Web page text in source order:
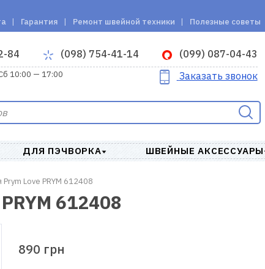
Гарантия Ремонт швейной техники Полезные советы
84 (098) 754-41-14 (099) 087-04-43
10:00 — 17:00 Заказать звонок
ДЛЯ ПЭЧВОРКА ШВЕЙНЫЕ АКСЕССУАРЫ
Love PRYM 612408
612408
890 грн